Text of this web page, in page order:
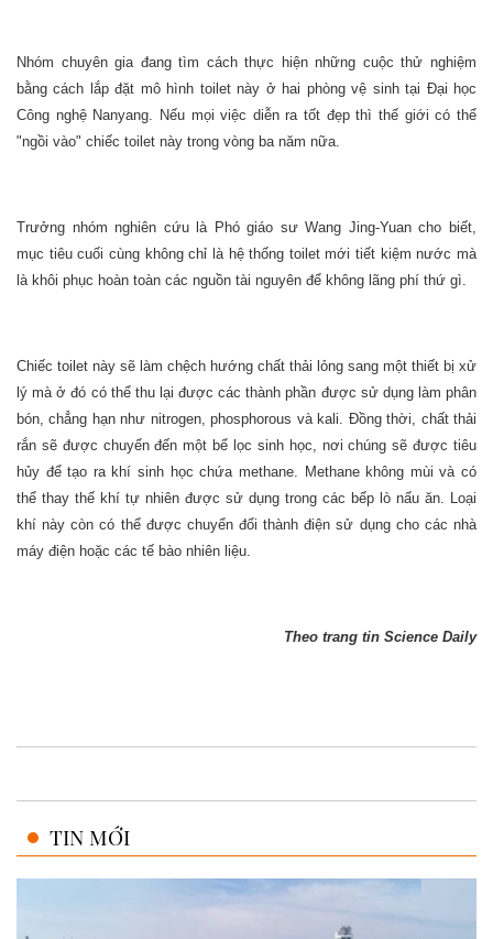
Nhóm chuyên gia đang tìm cách thực hiện những cuộc thử nghiệm
bằng cách lắp đặt mô hình toilet này ở hai phòng vệ sinh tại Đại học
Công nghệ Nanyang. Nếu mọi việc diễn ra tốt đẹp thì thế giới có thể
"ngồi vào" chiếc toilet này trong vòng ba năm nữa.
Trưởng nhóm nghiên cứu là Phó giáo sư Wang Jing-Yuan cho biết,
mục tiêu cuối cùng không chỉ là hệ thống toilet mới tiết kiệm nước mà
là khôi phục hoàn toàn các nguồn tài nguyên để không lãng phí thứ gì.
Chiếc toilet này sẽ làm chệch hướng chất thải lỏng sang một thiết bị xử
lý mà ở đó có thể thu lại được các thành phần được sử dụng làm phân
bón, chẳng hạn như nitrogen, phosphorous và kali. Đồng thời, chất thải
rắn sẽ được chuyển đến một bể lọc sinh học, nơi chúng sẽ được tiêu
hủy để tạo ra khí sinh học chứa methane. Methane không mùi và có
thể thay thế khí tự nhiên được sử dụng trong các bếp lò nấu ăn. Loại
khí này còn có thể được chuyển đổi thành điện sử dụng cho các nhà
máy điện hoặc các tế bào nhiên liệu.
Theo trang tin Science Daily
TIN MỚI